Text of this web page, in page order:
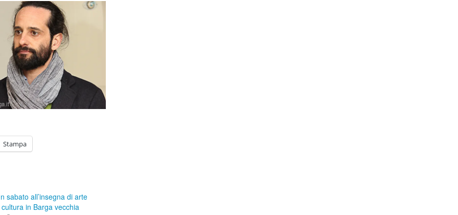
Stampa
sabato all’insegna di arte
in Barga vecchia